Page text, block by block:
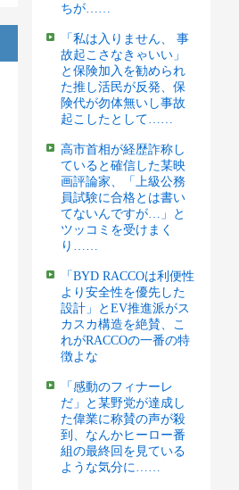
ちが……
「私は入りません、 事
故起こさなきゃいい」
と保険加入を勧められ
た推し活民が反発、保
険代が勿体無いし事故
起こしたとして……
高市首相が経歴詐称し
ていると確信した某映
画評論家、「上級公務
員試験に合格とは書い
てないんですが…」と
ツッコミを受けまく
り……
「BYD RACCOは利便性
より安全性を優先した
設計」とEV推進派がス
カスカ構造を絶賛、こ
れがRACCOの一番の特
徴よな
「感動のフィナーレ
だ」と某野党が達成し
た偉業に称賛の声が殺
到、なんかヒーロー番
組の最終回を見ている
ような気分に……